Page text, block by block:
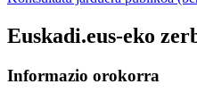
Euskadi.eus-eko
Informazio orokorra